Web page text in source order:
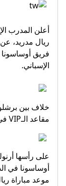
أعلن المدرب
ريال مدريد،
فريق
الإسباني.
خلاف بين
مقاعد الـVIP في كامب نو
على رأسها
أوساسونا في
موعد مباراة